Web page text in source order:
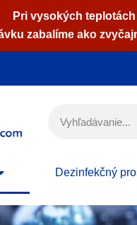
Pri vysokých
zabalíme ako
Dezinfekčný